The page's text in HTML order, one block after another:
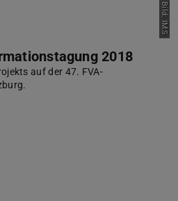
Bild: IMS
2018
auf der 47. FVA-